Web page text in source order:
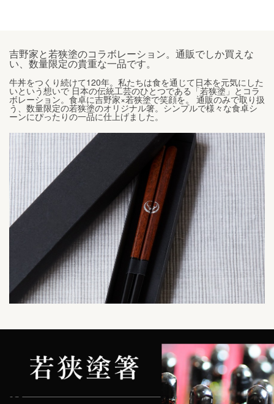
吉野家と若狭塗のコラボレーション。通販でしか買えな
い、数量限定の貴重な一品です。
牛丼をつくり続けて120年。私たちは食を通じて日本を元気にした
いという想いで 日本の伝統工芸のひとつである「若狭塗」とコラ
ボレーション。食卓に吉野家×若狭塗で笑顔を。 通販のみで取り扱
う、数量限定の若狭塗のオリジナル箸。シンプルで様々な食卓シ
ーンにぴったりの一品に仕上げました。